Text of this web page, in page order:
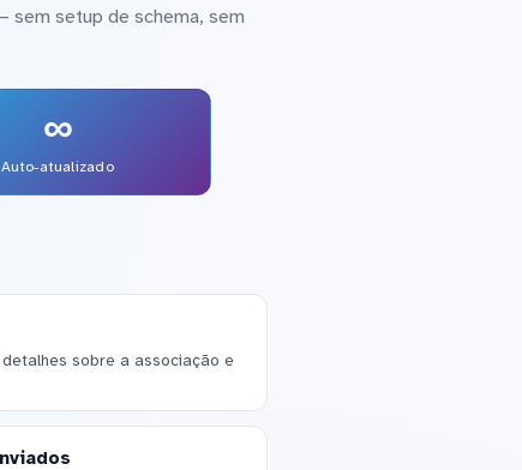
sem setup de schema, sem
∞
Auto-atualizado
sobre a associação e